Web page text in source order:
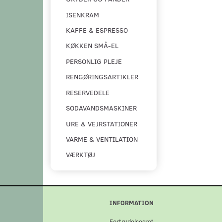
ISENKRAM
KAFFE & ESPRESSO
KØKKEN SMÅ-EL
PERSONLIG PLEJE
RENGØRINGSARTIKLER
RESERVEDELE
SODAVANDSMASKINER
URE & VEJRSTATIONER
VARME & VENTILATION
VÆRKTØJ
INFORMATION